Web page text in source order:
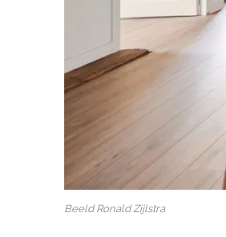
Beeld Ronald Zijlstra